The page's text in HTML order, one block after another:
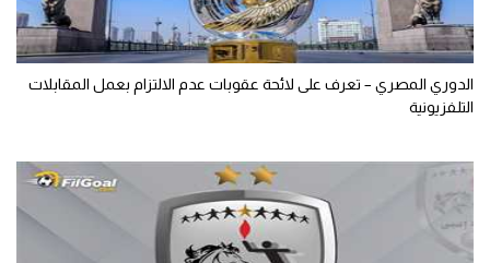
الدوري المصري – تعرف على لائحة عقوبات عدم الالتزام بعمل المقابلات
التلفزيونية